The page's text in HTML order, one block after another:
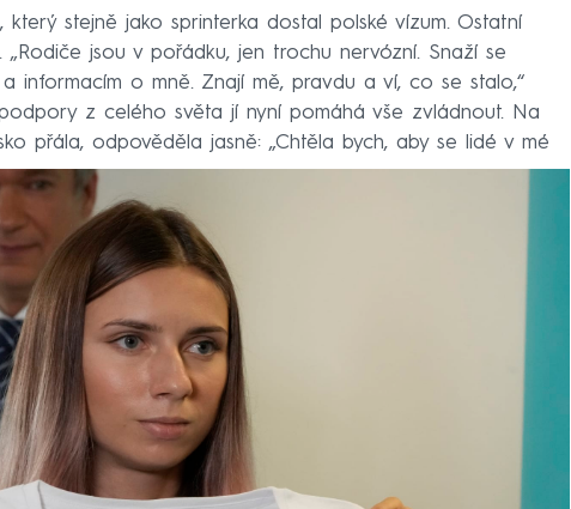
stejně jako sprinterka dostal polské vízum. Ostatní
„Rodiče jsou v pořádku, jen trochu nervózní. Snaží se
informacím o mně. Znají mě, pravdu a ví, co se stalo,“
z celého světa jí nyní pomáhá vše zvládnout. Na
přála, odpověděla jasně: „Chtěla bych, aby se lidé v mé